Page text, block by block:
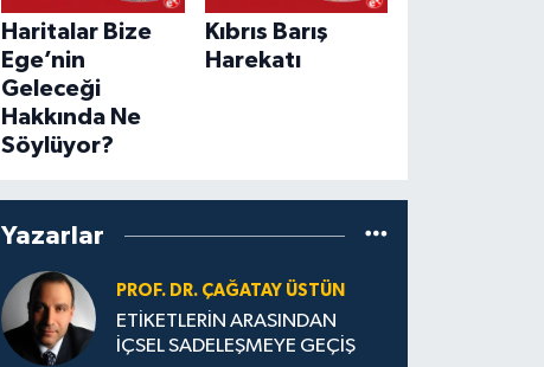
Haritalar Bize
Ege’nin
Geleceği
Hakkında Ne
Söylüyor?
Kıbrıs Barış
Harekatı
Yazarlar
PROF. DR. ÇAĞATAY ÜSTÜN
ETİKETLERİN ARASINDAN
İÇSEL SADELEŞMEYE GEÇİŞ